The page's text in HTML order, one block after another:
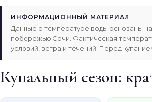
ИНФОРМАЦИОННЫЙ МАТЕРИАЛ
Данные о температуре воды основаны
побережью Сочи. Фактическая
условий, ветра и течений. Перед
Купальный сезон: